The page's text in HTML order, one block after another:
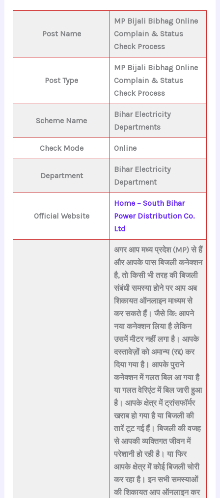
Post Name
MP Bijali Bibhag Online
Complain & Status
Check Process
Post Type
MP Bijali BibhagOnline
Complain & Status
Check Process
Scheme Name
Bihar Electricity
Departments
Check Mode Online
Department
Bihar Electricity
Department
Official Website
Home – South Bihar
Power Distribution Co.
Ltd
अगर आप मध्य प्रदेश (MP) से हैं
और आपके पास बिजली कनेक्शन
है, तो किसी भी तरह की बिजली
संबंधी समस्या होने पर आप अब
शिकायत ऑनलाइन माध्यम से
कर सकते हैं। जैसे कि: आपने
नया कनेक्शन लिया है लेकिन
उसमें मीटर नहीं लगा है। आपके
दस्तावेज़ों को अमान्य (रद्द) कर
दिया गया है। आपके पुराने
कनेक्शन में गलत बिल आ गया है
या गलत वेरिएंट में बिल जारी हुआ
है। आपके क्षेत्र में ट्रांसफॉर्मर
खराब हो गया है या बिजली की
तारें टूट गई हैं। बिजली की वजह
से आपकी व्यक्तिगत जीवन में
परेशानी हो रही है। या फिर
आपके क्षेत्र में कोई बिजली चोरी
कर रहा है। इन सभी समस्याओं
कीशिकायत आप ऑनलाइनकर